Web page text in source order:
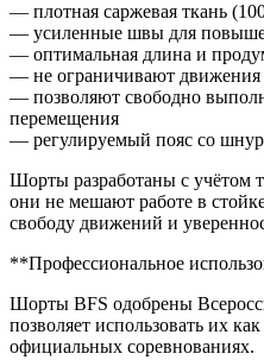
— плотная саржевая ткань
— усиленные швы для
— оптимальная длина и
— не ограничивают движения
— позволяют свободно
перемещения
— регулируемый пояс со
Шорты разработаны с учётом
они не мешают работе в
свободу движений и
**Профессиональное
Шорты BFS одобрены
позволяет использовать их
официальных соревнованиях.